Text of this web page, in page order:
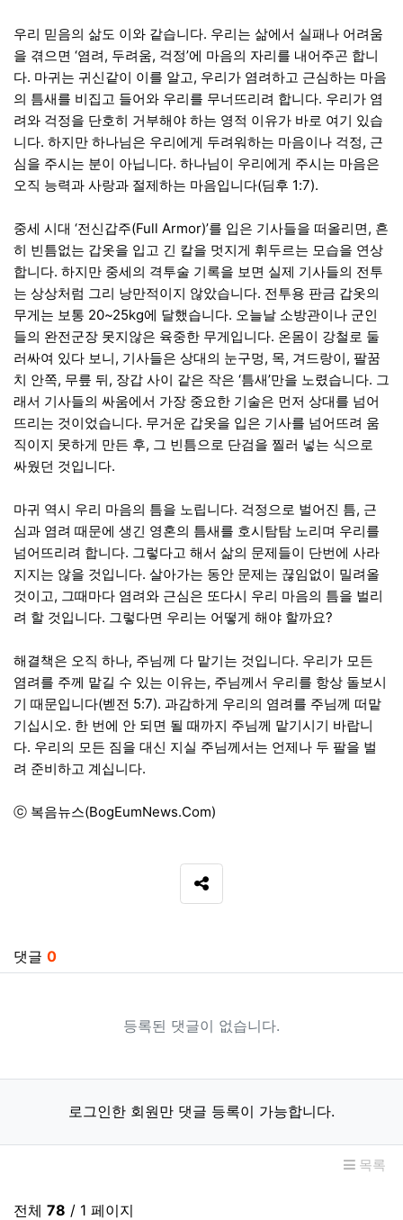
우리 믿음의 삶도 이와 같습니다. 우리는 삶에서 실패나 어려움
을 겪으면 ‘염려, 두려움, 걱정’에 마음의 자리를 내어주곤 합니
다. 마귀는 귀신같이 이를 알고, 우리가 염려하고 근심하는 마음
의 틈새를 비집고 들어와 우리를 무너뜨리려 합니다. 우리가 염
려와 걱정을 단호히 거부해야 하는 영적 이유가 바로 여기 있습
니다. 하지만 하나님은 우리에게 두려워하는 마음이나 걱정, 근
심을 주시는 분이 아닙니다. 하나님이 우리에게 주시는 마음은
오직 능력과 사랑과 절제하는 마음입니다(딤후 1:7).
중세 시대 ‘전신갑주(Full Armor)’를 입은 기사들을 떠올리면, 흔
히 빈틈없는 갑옷을 입고 긴 칼을 멋지게 휘두르는 모습을 연상
합니다. 하지만 중세의 격투술 기록을 보면 실제 기사들의 전투
는 상상처럼 그리 낭만적이지 않았습니다. 전투용 판금 갑옷의
무게는 보통 20~25kg에 달했습니다. 오늘날 소방관이나 군인
들의 완전군장 못지않은 육중한 무게입니다. 온몸이 강철로 둘
러싸여 있다 보니, 기사들은 상대의 눈구멍, 목, 겨드랑이, 팔꿈
치 안쪽, 무릎 뒤, 장갑 사이 같은 작은 ‘틈새’만을 노렸습니다. 그
래서 기사들의 싸움에서 가장 중요한 기술은 먼저 상대를 넘어
뜨리는 것이었습니다. 무거운 갑옷을 입은 기사를 넘어뜨려 움
직이지 못하게 만든 후, 그 빈틈으로 단검을 찔러 넣는 식으로
싸웠던 것입니다.
마귀 역시 우리 마음의 틈을 노립니다. 걱정으로 벌어진 틈, 근
심과 염려 때문에 생긴 영혼의 틈새를 호시탐탐 노리며 우리를
넘어뜨리려 합니다. 그렇다고 해서 삶의 문제들이 단번에 사라
지지는 않을 것입니다. 살아가는 동안 문제는 끊임없이 밀려올
것이고, 그때마다 염려와 근심은 또다시 우리 마음의 틈을 벌리
려 할 것입니다. 그렇다면 우리는 어떻게 해야 할까요?
해결책은 오직 하나, 주님께 다 맡기는 것입니다. 우리가 모든
염려를 주께 맡길 수 있는 이유는, 주님께서 우리를 항상 돌보시
기 때문입니다(벧전 5:7). 과감하게 우리의 염려를 주님께 떠맡
기십시오. 한 번에 안 되면 될 때까지 주님께 맡기시기 바랍니
다. 우리의 모든 짐을 대신 지실 주님께서는 언제나 두 팔을 벌
려 준비하고 계십니다.
ⓒ 복음뉴스(BogEumNews.Com)
SNS 공유
댓글 0
등록된 댓글이 없습니다.
로그인한 회원만 댓글 등록이 가능합니다.
목록
전체 78 / 1 페이지